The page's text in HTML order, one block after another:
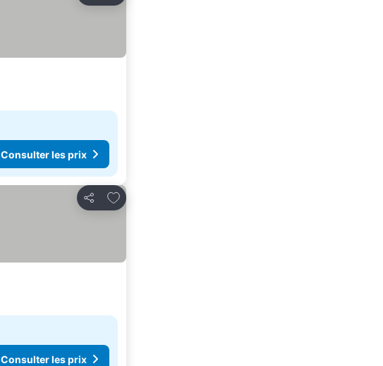
Consulter les prix
Partager
Ajouter à mes favoris
Consulter les prix